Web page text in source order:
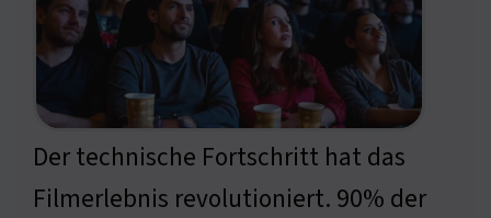
Der technische Fortschritt hat das
Filmerlebnis revolutioniert. 90% der